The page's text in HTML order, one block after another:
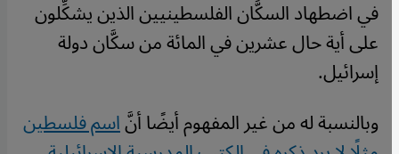
في اضطهاد السكَّان الفلسطينيين الذين يشكِّلون
على أية حال عشرين في المائة من سكَّان دولة
إسرائيل.
وبالنسبة له من غير المفهوم أيضًا أنَّاسم فلسطين